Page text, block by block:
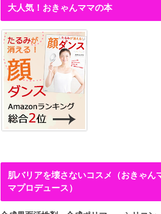
大人気！おきゃんママの本
肌バリアを壊さないコスメ（おきゃん
マプロデュース）